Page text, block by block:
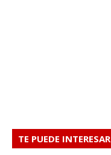
TE PUEDE INTERESAR